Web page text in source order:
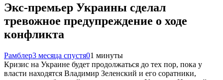
Экс-премьер Украины сделал
тревожное предупреждение о ходе
конфликта
Рамблер3 месяца спустя01 минуты
Кризис на Украине будет продолжаться до тех пор, пока у
власти находятся Владимир Зеленский и его соратники,